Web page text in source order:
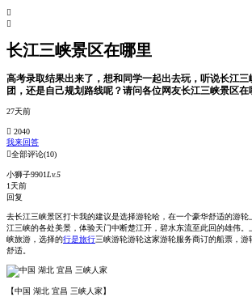


长江三峡景区在哪里
高考录取结果出来了，想和同学一起出去玩，听说长江
团，还是自己规划路线呢？请问各位网友长江三峡景区在
27天前
 2040
我来回答
全部评论(10)
小狮子9901Lv.5
1天前
回复
去长江三峡景区打卡我的建议是选择游轮哈，在一个豪华舒适的游轮
江三峡的各处美景，体验天门中断楚江开，碧水东流至此回的雄伟。
峡旅游，选择的行是旅行三峡游轮游轮这家游轮服务商订的船票，
舒适。
【中国 湖北 宜昌 三峡人家】